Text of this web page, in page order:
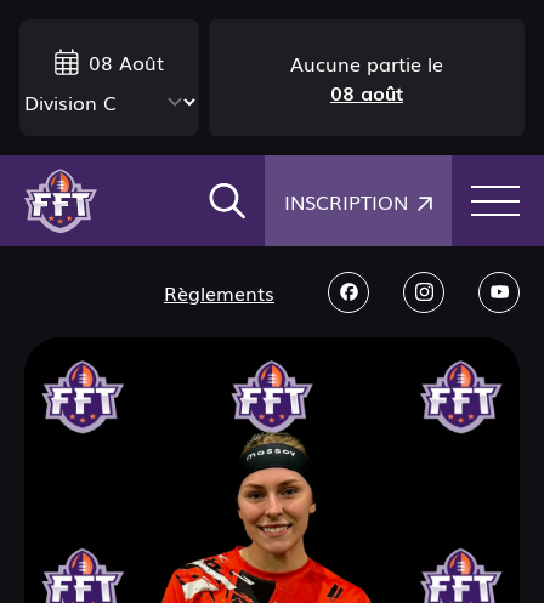
08 Août
Aucune partie le
08 août
INSCRIPTION ×
Règlements